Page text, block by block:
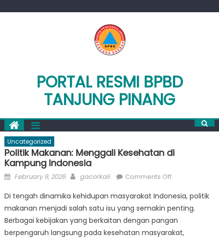
PORTAL RESMI BPBD
TANJUNG PINANG
Uncategorized
Politik Makanan: Menggali Kesehatan di
Kampung Indonesia
Posted
February 9, 2026 Author
gacorkali Comments Offon
Makanan:
Menggali
Kesehatan
di
Di tengah dinamika kehidupan masyarakat Indonesia, politik
makanan menjadi salah satu isu yang semakin penting.
Berbagai kebijakan yang berkaitan dengan pangan
berpengaruh langsung pada kesehatan masyarakat,